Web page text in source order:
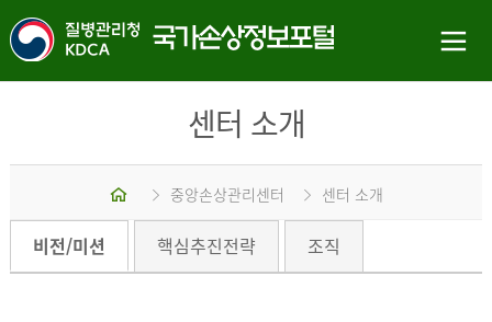
센터 소개
중앙손상관리센터 센터 소개
비전/미션 핵심추진전략 조직